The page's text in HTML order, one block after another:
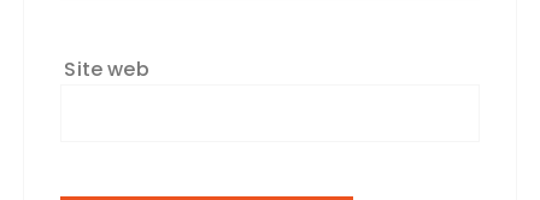
Site web